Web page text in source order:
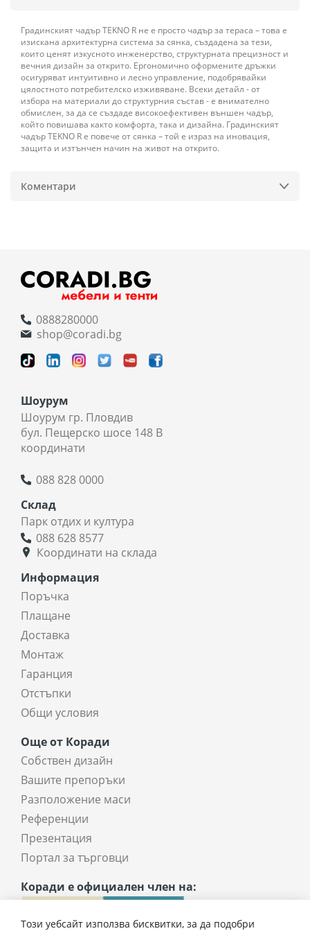
Градинският чадър TEKNO R не е просто чадър за тераса – това е
изискана архитектурна система за сянка, създадена за тези,
които ценят изкусното инженерство, структурната прецизност и
вечния дизайн за открито. Ергономично оформените дръжки
осигуряват интуитивно и лесно управление, подобрявайки
цялостното потребителско изживяване. Всеки детайл - от
избора на материали до структурния състав - е внимателно
обмислен, за да се създаде високоефективен външен чадър,
който повишава както комфорта, така и дизайна. Градинският
чадър TEKNO R е повече от сянка – той е израз на иновация,
защита и изтънчен начин на живот на открито.
Коментари
0888280000
shop@coradi.bg
Шоурум
Шоурум гр. Пловдив
бул. Пещерско шосе 148 В
координати
088 828 0000
Склад
Парк отдих и култура
088 628 8577
Координати на склада
Информация
Поръчка
Плащане
Доставка
Монтаж
Гаранция
Отстъпки
Общи условия
Още от Коради
Собствен дизайн
Вашите препоръки
Разположение маси
Референции
Презентация
Портал за търговци
Коради е официален член на:
Този уебсайт използва бисквитки, за да подобри